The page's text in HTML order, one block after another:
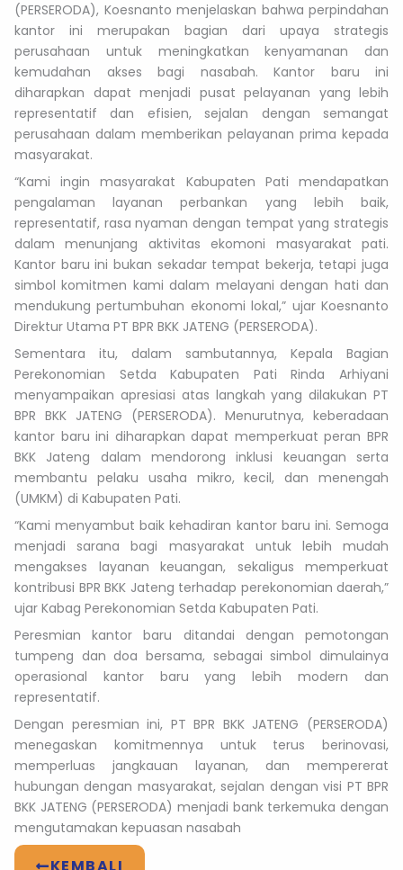
(PERSERODA), Koesnanto menjelaskan bahwa perpindahan
kantor ini merupakan bagian dari upaya strategis
perusahaan untuk meningkatkan kenyamanan dan
kemudahan akses bagi nasabah. Kantor baru ini
diharapkan dapat menjadi pusat pelayanan yang lebih
representatif dan efisien, sejalan dengan semangat
perusahaan dalam memberikan pelayanan prima kepada
masyarakat.
“Kami ingin masyarakat Kabupaten Pati mendapatkan
pengalaman layanan perbankan yang lebih baik,
representatif, rasa nyaman dengan tempat yang strategis
dalam menunjang aktivitas ekomoni masyarakat pati.
Kantor baru ini bukan sekadar tempat bekerja, tetapi juga
simbol komitmen kami dalam melayani dengan hati dan
mendukung pertumbuhan ekonomi lokal,” ujar Koesnanto
Direktur Utama PT BPR BKK JATENG (PERSERODA).
Sementara itu, dalam sambutannya, Kepala Bagian
Perekonomian Setda Kabupaten Pati Rinda Arhiyani
menyampaikan apresiasi atas langkah yang dilakukan PT
BPR BKK JATENG (PERSERODA). Menurutnya, keberadaan
kantor baru ini diharapkan dapat memperkuat peran BPR
BKK Jateng dalam mendorong inklusi keuangan serta
membantu pelaku usaha mikro, kecil, dan menengah
(UMKM) di Kabupaten Pati.
“Kami menyambut baik kehadiran kantor baru ini. Semoga
menjadi sarana bagi masyarakat untuk lebih mudah
mengakses layanan keuangan, sekaligus memperkuat
kontribusi BPR BKK Jateng terhadap perekonomian daerah,”
ujar Kabag Perekonomian Setda Kabupaten Pati.
Peresmian kantor baru ditandai dengan pemotongan
tumpeng dan doa bersama, sebagai simbol dimulainya
operasional kantor baru yang lebih modern dan
representatif.
Dengan peresmian ini, PT BPR BKK JATENG (PERSERODA)
menegaskan komitmennya untuk terus berinovasi,
memperluas jangkauan layanan, dan mempererat
hubungan dengan masyarakat, sejalan dengan visi PT BPR
BKK JATENG (PERSERODA) menjadi bank terkemuka dengan
mengutamakan kepuasan nasabah